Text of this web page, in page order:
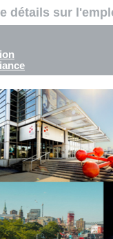
détails sur